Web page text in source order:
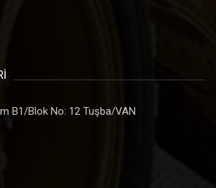
B1/Blok No: 12 Tuşba/VAN